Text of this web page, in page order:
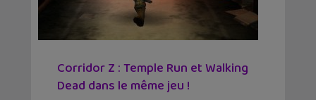
Corridor Z : Temple Run et Walking
Dead dans le même jeu !